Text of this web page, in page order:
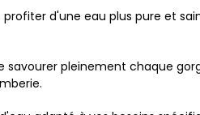
d'une eau plus pure et
pleinement chaque